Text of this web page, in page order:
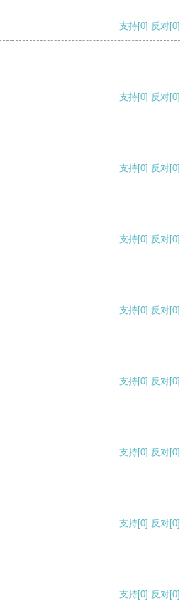
支持[0] 反对[0]
支持[0] 反对[0]
支持[0] 反对[0]
支持[0] 反对[0]
支持[0] 反对[0]
支持[0] 反对[0]
支持[0] 反对[0]
支持[0] 反对[0]
支持[0] 反对[0]